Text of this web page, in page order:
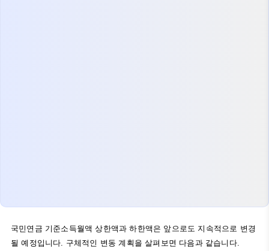
국민연금 기준소득월액 상한액과 하한액은 앞으로도 지속적으로 변경
될 예정입니다. 구체적인 변동 계획을 살펴보면 다음과 같습니다.